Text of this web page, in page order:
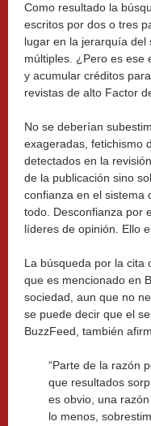
Como resultado la
escritos por dos o tres
lugar en la jerarquía del
múltiples. ¿Pero es ese
y acumular créditos
revistas de alto Factor
No se deberían
exageradas, fetichismo
detectados en la
de la publicación sino
confianza en el sistema
todo. Desconfianza por
líderes de opinión. Ello
La búsqueda por la cita
que es mencionado en
sociedad, aun que no
se puede decir que el
BuzzFeed, también
“Parte de la razón
que resultados
es obvio, una
lo menos,